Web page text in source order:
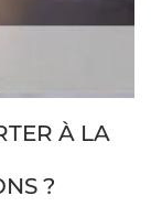
À LA
?